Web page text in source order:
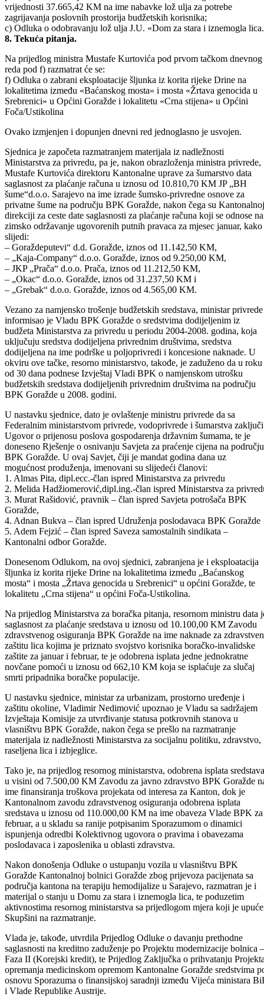
50.000 litara po cijeni 1,24 KM/l u vrijednosti 62.000,00 KM;
b) Odluka o davanju saglasnosti Direkciji robnih rezervi da izvrši
plaćanje računa broj: RN br. 0749/09 od 16.03.2009.godine u
vrijednosti 37.665,42 KM na ime nabavke lož ulja za potrebe
c) Odluka o odobravanju lož ulja J.U. «Dom za stara i iznemogla lica.
8. Tekuća pitanja.
Na prijedlog ministra Mustafe Kurtovića pod prvom tačkom dnevnog
reda pod f) razmatrat će se:
f) Odluka o zabrani eksploatacije šljunka iz korita rijeke Drine na
Srebrenici» u Općini Goražde i lokalitetu «Crna stijena» u Općini
Ovako izmjenjen i dopunjen dnevni red jednoglasno je usvojen.
Sjednica je započeta razmatranjem materijala iz nadležnosti
Ministarstva za privredu, pa je, nakon obrazloženja ministra privrede,
Mustafe Kurtovića direktoru Kantonalne uprave za šumarstvo data
saglasnost za plaćanje računa u iznosu od 10.810,70 KM JP „BH
šume“d.o.o. Sarajevo na ime izrade šumsko-privredne osnove za
privatne šume na području BPK Goražde, nakon čega su Kantonalnoj
direkciji za ceste date saglasnosti za plaćanje računa koji se odnose na
zimsko održavanje ugovorenih putnih pravaca za mjesec januar, kako
slijedi:
– Goraždeputevi“ d.d. Goražde, iznos od 11.142,50 KM,
– „Kaja-Company“ d.o.o. Goražde, iznos od 9.250,00 KM,
– „Okac“ d.o.o. Goražde, iznos od 31.237,50 KM i
– „Grebak“ d.o.o. Goražde, iznos od 4.565,00 KM.
Vezano za namjensko trošenje budžetskih sredstava, ministar privrede
informisao je Vladu BPK Goražde o sredstvima dodijeljenim iz
budžeta Ministarstva za privredu u periodu 2004-2008. godina, koja
uključuju sredstva dodijeljena privrednim društvima, sredstva
dodijeljena na ime podrške u poljoprivredi i koncesione naknade. U
okviru ove tačke, resorno ministarstvo, takođe, je zaduženo da u roku
budžetskih sredstava dodijeljenih privrednim društvima na području
BPK Goražde u 2008. godini.
U nastavku sjednice, dato je ovlaštenje ministru privrede da sa
Federalnim ministarstvom privrede, vodoprivrede i šumarstva zaključi
Ugovor o prijenosu poslova gospodarenja državnim šumama, te je
doneseno Rješenje o osnivanju Savjeta za praćenje cijena na području
BPK Goražde. U ovaj Savjet, čiji je mandat godina dana uz
mogućnost produženja, imenovani su slijedeći članovi:
1. Almas Pita, dipl.ecc.-član ispred Ministarstva za privredu
2. Melida Hadžiomerović,dipl.ing.-član ispred Ministarstva za
3. Murat Rašidović, pravnik – član ispred Savjeta potrošača BPK
Goražde,
5. Adem Fejzić – član ispred Saveza samostalnih sindikata –
Kantonalni odbor Goražde.
Donesenom Odlukom, na ovoj sjednici, zabranjena je i eksploatacija
mosta“ i mosta „Žrtava genocida u Srebrenici“ u općini Goražde, te
lokalitetu „Crna stijena“ u općini Foča-Ustikolina.
Na prijedlog Ministarstva za boračka pitanja, resornom ministru data
saglasnost za plaćanje sredstava u iznosu od 10.100,00 KM Zavodu
zdravstvenog osiguranja BPK Goražde na ime naknade za
zaštitu lica kojima je priznato svojstvo korisnika boračko-invalidske
novčane pomoći u iznosu od 662,10 KM koja se isplaćuje za slučaj
smrti pripadnika boračke populacije.
U nastavku sjednice, ministar za urbanizam, prostorno uređenje i
zaštitu okoline, Vladimir Nedimović upoznao je Vladu sa sadržajem
Izvještaja Komisije za utvrđivanje statusa potkrovnih stanova u
materijala iz nadležnosti Ministarstva za socijalnu politiku, zdravstvo,
raseljena lica i izbjeglice.
Tako je, na prijedlog resornog ministarstva, odobrena isplata sredstava
u visini od 7.500,00 KM Zavodu za javno zdravstvo BPK Goražde
ime finansiranja troškova projekata od interesa za Kanton, dok je
Kantonalnom zavodu zdravstvenog osiguranja odobrena isplata
sredstava u iznosu od 110.000,00 KM na ime obaveza Vlade BPK za
ispunjenja odredbi Kolektivnog ugovora o pravima i obavezama
poslodavaca i zaposlenika u oblasti zdravstva.
Nakon donošenja Odluke o ustupanju vozila u vlasništvu BPK
Goražde Kantonalnoj bolnici Goražde zbog prijevoza pacijenata sa
područja kantona na terapiju hemodijalize u Sarajevo, razmatran je i
aktivnostima resornog ministarstva sa prijedlogom mjera koji je
Skupšini na razmatranje.
Vlada je, takođe, utvrdila Prijedlog Odluke o davanju prethodne
saglasnosti na kreditno zaduženje po Projektu modernizacije bolnica –
Faza II (Korejski kredit), te Prijedlog Zaključka o prihvatanju